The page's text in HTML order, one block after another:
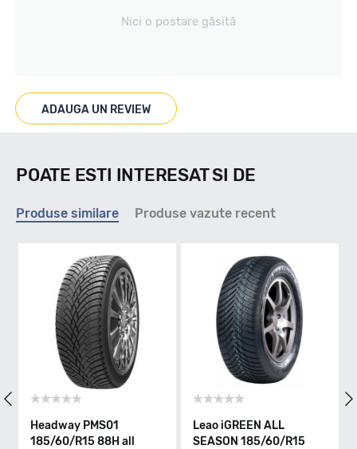
Marcaje
Indice viteza
V - max 240km/h
Indice greutate
Nici o postare găsită
ADAUGA UN REVIEW
POATE ESTI INTERESAT SI DE
Produse similare Produse vazute recent
PMS01
88H all
Leao iGREEN ALL
SEASON 185/60/R15
Aptany
185/60/R15